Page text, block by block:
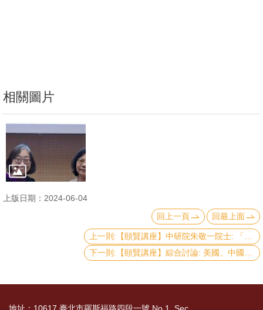
心
輔
&
學
輔
款
相關圖片
上版日期：2024-06-04
回上一頁
回最上面